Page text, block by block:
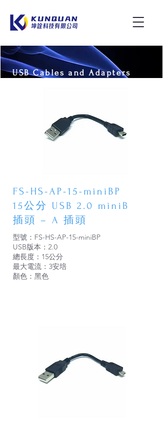
USB Cables and Adapters
FS-HS-AP-15-miniBP
15公分 USB 2.0 miniB
插頭 – A 插頭
型號：FS-HS-AP-15-miniBP
USB版本：2.0
總長度：15公分
最大電流：3安培
顏色：黑色